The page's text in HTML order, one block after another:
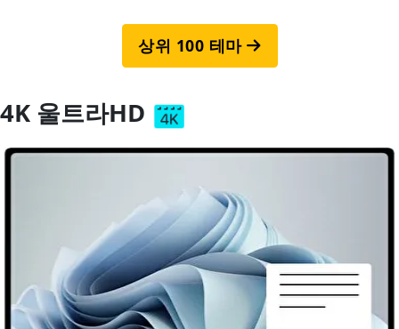
상위 100 테마
4K 울트라HD